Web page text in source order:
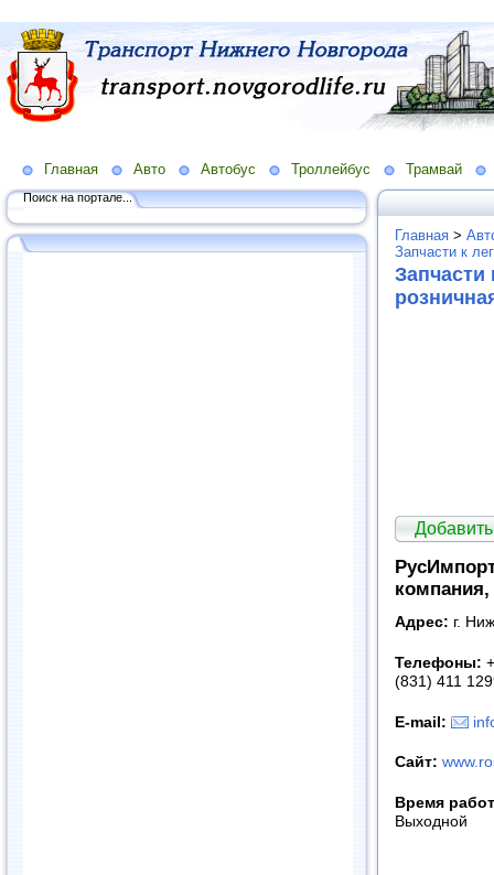
Главная Авто Автобус Троллейбус Трамвай
Поиск на портале...
Главная >
Запчасти к
компания,
Адрес: г.
Телефоны:
(831) 411
E-mail:
Сайт:
Время
Выходной